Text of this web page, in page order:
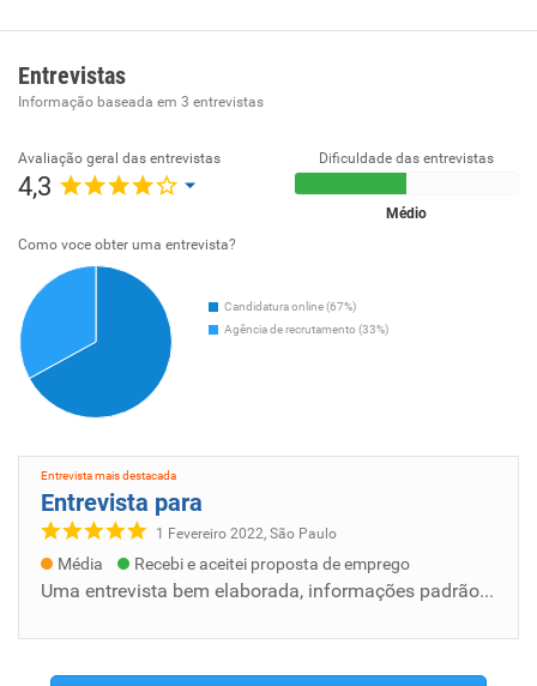
Entrevistas
Informação baseada em 3 entrevistas
Avaliação geral das entrevistas
4,3
Dificuldade das entrevistas
Médio
Como voce obter uma entrevista?
Candidatura online (67%)
Agência de recrutamento (33%)
Entrevista mais destacada
Entrevista para
1 Fevereiro 2022, São Paulo
Média Recebi e aceitei proposta de emprego
Uma entrevista bem elaborada, informações padrão da empresa, ambiente saudável gostei muito do processo.